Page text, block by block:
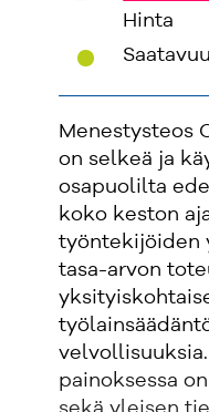
Hinta
Menestysteos
on selkeä ja
osapuolilta
koko keston
työntekijöiden
tasa-arvon
painoksessa